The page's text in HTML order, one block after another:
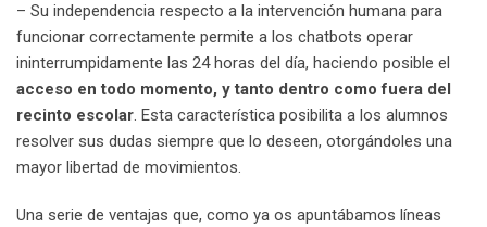
– Su independencia respecto a la intervención humana para
funcionar correctamente permite a los chatbots operar
ininterrumpidamente las 24 horas del día, haciendo posible el
acceso en todo momento, y tanto dentro como fuera del
recinto escolar. Esta característica posibilita a los alumnos
resolver sus dudas siempre que lo deseen, otorgándoles una
mayor libertad de movimientos.
Una serie de ventajas que, como ya os apuntábamos líneas